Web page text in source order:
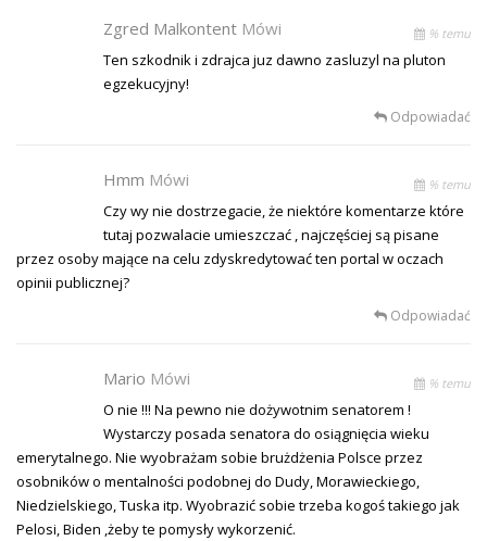
Zgred Malkontent Mówi % temu
Ten szkodnik i zdrajca juz dawno zasluzyl na pluton
egzekucyjny!
Odpowiadać
Hmm Mówi % temu
Czy wy nie dostrzegacie, że niektóre komentarze które
tutaj pozwalacie umieszczać , najczęściej są pisane
przez osoby mające na celu zdyskredytować ten portal w oczach
opinii publicznej?
Odpowiadać
Mario Mówi % temu
O nie !!! Na pewno nie dożywotnim senatorem !
Wystarczy posada senatora do osiągnięcia wieku
emerytalnego. Nie wyobrażam sobie brużdżenia Polsce przez
osobników o mentalności podobnej do Dudy, Morawieckiego,
Niedzielskiego, Tuska itp. Wyobrazić sobie trzeba kogoś takiego jak
Pelosi, Biden ,żeby te pomysły wykorzenić.